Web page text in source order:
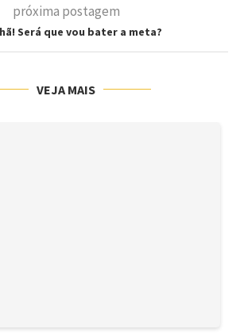
próxima postagem
Será que vou bater a meta?
VEJA MAIS